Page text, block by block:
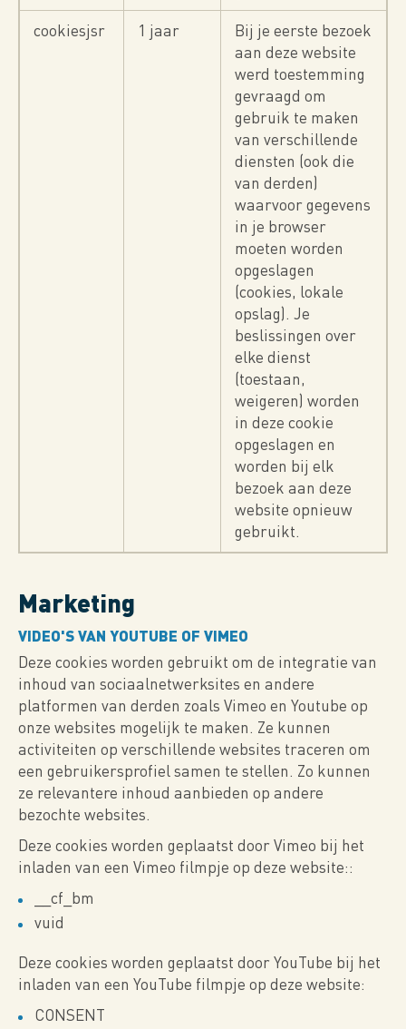
cookiesjsr 1 jaar
Bij je eerste bezoek
aan deze website
werd toestemming
gevraagd om
gebruik te maken
van verschillende
diensten (ook die
van derden)
waarvoor gegevens
in je browser
moeten worden
opgeslagen
(cookies, lokale
opslag). Je
beslissingen over
elke dienst
(toestaan,
weigeren) worden
in deze cookie
opgeslagen en
worden bij elk
bezoek aan deze
website opnieuw
gebruikt.
Marketing
VIDEO'S VAN YOUTUBE OF VIMEO
Deze cookies worden gebruikt om de integratie van
inhoud van sociaalnetwerksites en andere
platformen van derden zoals Vimeo en Youtube op
onze websites mogelijk te maken. Ze kunnen
activiteiten op verschillende websites traceren om
een ​​gebruikersprofiel samen te stellen. Zo kunnen
ze relevantere inhoud aanbieden op andere
bezochte websites.
Deze cookies worden geplaatst door Vimeo bij het
inladen van een Vimeo filmpje op deze website::
__cf_bm
vuid
Deze cookies worden geplaatst door YouTube bij het
inladen van een YouTube filmpje op deze website:
CONSENT